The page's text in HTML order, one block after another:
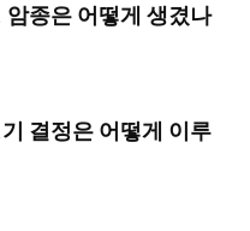
암종은 어떻게 생겼나
결정은 어떻게 이루